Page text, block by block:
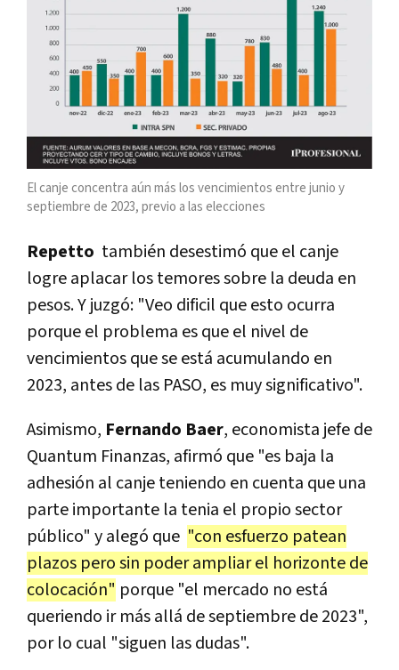
El canje concentra aún más los vencimientos entre junio y
septiembre de 2023, previo a las elecciones
Repetto también desestimó que el canje
logre aplacar los temores sobre la deuda en
pesos. Y juzgó: "Veo dificil que esto ocurra
porque el problema es que el nivel de
vencimientos que se está acumulando en
2023, antes de las PASO, es muy significativo".
Asimismo, Fernando Baer, economista jefe de
Quantum Finanzas, afirmó que "es baja la
adhesión al canje teniendo en cuenta que una
parte importante la tenia el propio sector
público" y alegó que "con esfuerzo patean
plazos pero sin poder ampliar el horizonte de
colocación" porque "el mercado no está
queriendo ir más allá de septiembre de 2023",
por lo cual "siguen las dudas".